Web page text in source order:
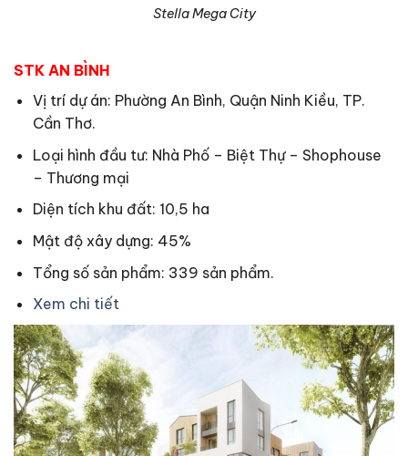
Stella Mega City
STK AN BÌNH
Vị trí dự án: Phường An Bình, Quận Ninh Kiều, TP.
Cần Thơ.
Loại hình đầu tư: Nhà Phố – Biệt Thự – Shophouse
– Thương mại
Diện tích khu đất: 10,5 ha
Mật độ xây dựng: 45%
Tổng số sản phẩm: 339 sản phẩm.
Xem chi tiết